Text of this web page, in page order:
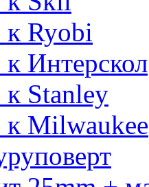
к Ryobi
к Интерскол
к Stanley
к Milwaukee